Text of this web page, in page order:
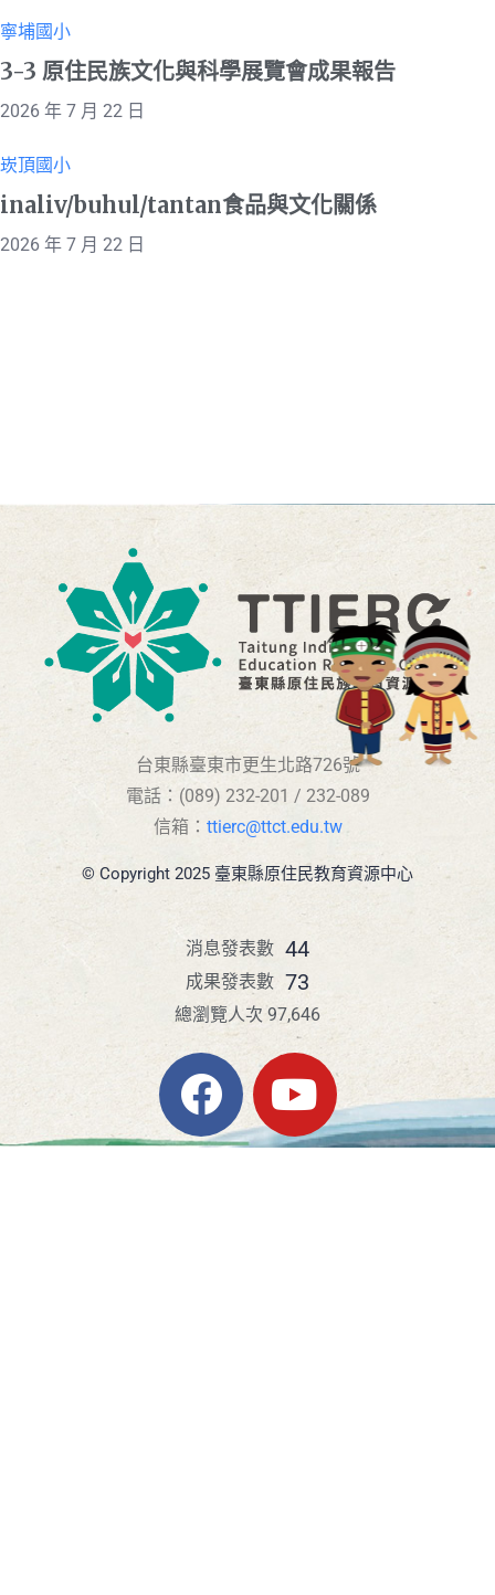
寧埔國小
3-3 原住民族文化與科學展覽會成果報告
2026 年 7 月 22 日
崁頂國小
inaliv/buhul/tantan食品與文化關係
2026 年 7 月 22 日
台東縣臺東市更生北路726號
電話：(089) 232-201 / 232-089
信箱： ttierc@ttct.edu.tw
© Copyright 2025 臺東縣原住民教育資源中心
44
消息發表數
73
成果發表數
總瀏覽人次 97,646